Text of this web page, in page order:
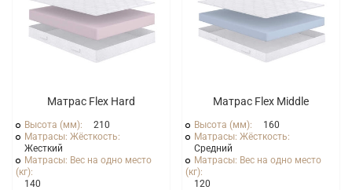
Матрас Flex Hard
Высота (мм):
210
Матрасы: Жёсткость:
Жесткий
Матрасы: Вес на одно место
(кг):
140
Матрас Flex Middle
Высота (мм):
160
Матрасы: Жёсткость:
Средний
Матрасы: Вес на одно место
(кг):
120